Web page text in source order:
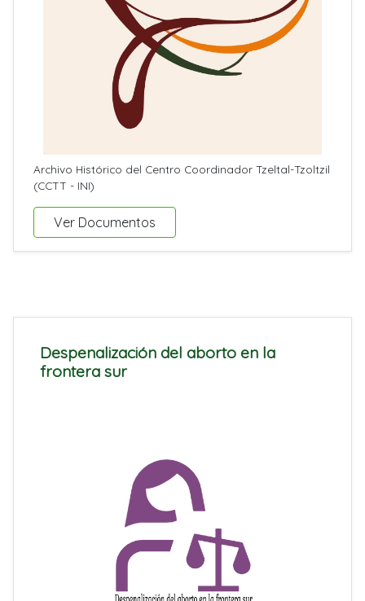
Archivo Histórico del Centro Coordinador Tzeltal-Tzoltzil
(CCTT - INI)
Ver Documentos
Despenalización del aborto en la
frontera sur